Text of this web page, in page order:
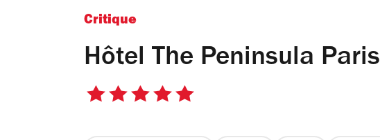
Critique
Hôtel The Peninsula Paris
5